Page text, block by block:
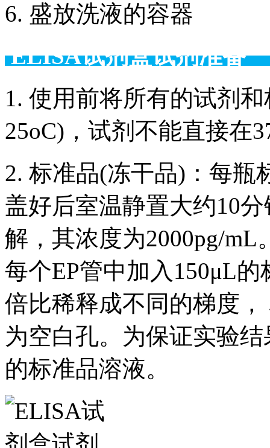
6. 盛放洗液的容器
ELISA试剂盒试剂准备
1. 使用前将所有的试剂
25oC)，试剂不能直接在
2. 标准品(冻干品)：每瓶
盖好后室温静置大约10
解，其浓度为2000pg/mL
每个EP管中加入150μL
倍比稀释成不同的梯度
为空白孔。为保证实验
的标准品溶液。